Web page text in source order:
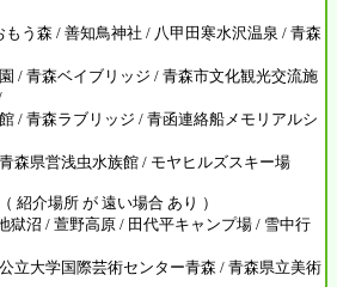
う森 / 善知鳥神社 / 八甲田寒水沢温泉 / 青森
/ 青森ベイブリッジ / 青森市文化観光交流施
/ 青森ラブリッジ / 青函連絡船メモリアルシ
森県営浅虫水族館 / モヤヒルズスキー場
（ 紹介場所 が 遠い場合 あり ）
沼 / 萱野高原 / 田代平キャンプ場 / 雪中行
立大学国際芸術センター青森 / 青森県立美術